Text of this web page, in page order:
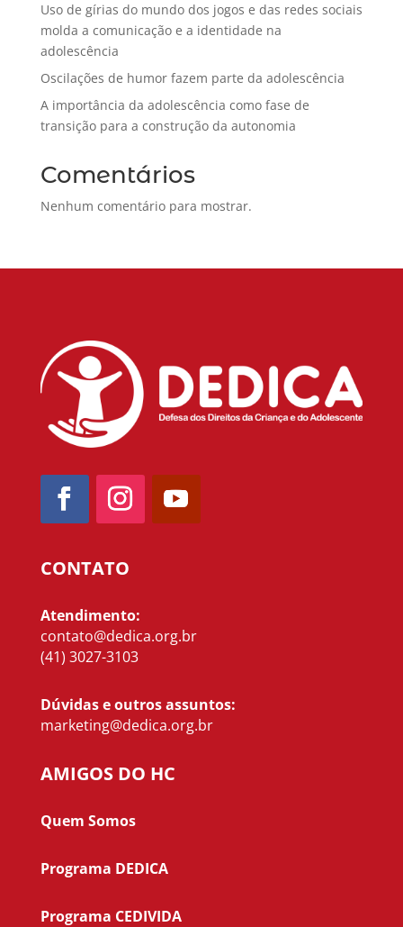
Uso de gírias do mundo dos jogos e das redes sociais
molda a comunicação e a identidade na
adolescência
Oscilações de humor fazem parte da adolescência
A importância da adolescência como fase de
transição para a construção da autonomia
Comentários
Nenhum comentário para mostrar.
CONTATO
Atendimento:
contato@dedica.org.br
(41) 3027-3103
Dúvidas e outros assuntos:
marketing@dedica.org.br
AMIGOS DO HC
Quem Somos
Programa DEDICA
Programa CEDIVIDA